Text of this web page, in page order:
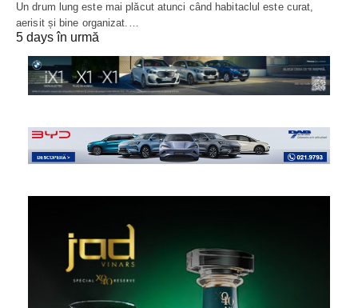
Un drum lung este mai plăcut atunci când habitaclul este curat,
aerisit și bine organizat.…
5 days în urmă